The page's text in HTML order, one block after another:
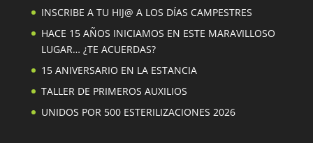
INSCRIBE A TU HIJ@ A LOS DÍAS CAMPESTRES
HACE 15 AÑOS INICIAMOS EN ESTE MARAVILLOSO
LUGAR… ¿TE ACUERDAS?
15 ANIVERSARIO EN LA ESTANCIA
TALLER DE PRIMEROS AUXILIOS
UNIDOS POR 500 ESTERILIZACIONES 2026